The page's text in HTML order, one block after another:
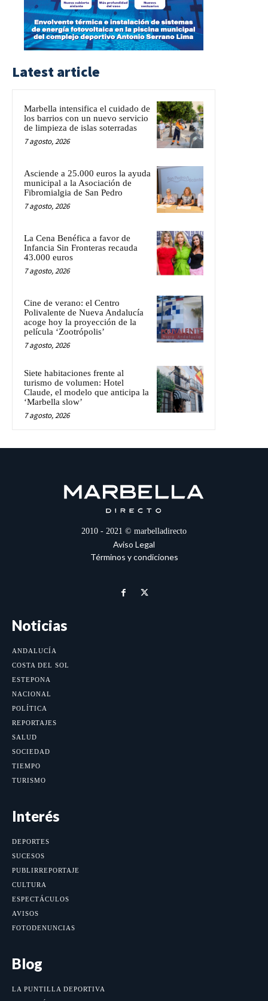
Latest article
Marbella intensifica el cuidado de
los barrios con un nuevo servicio
de limpieza de islas soterradas
7 agosto, 2026
Asciende a 25.000 euros la ayuda
municipal a la Asociación de
Fibromialgia de San Pedro
7 agosto, 2026
La Cena Benéfica a favor de
Infancia Sin Fronteras recauda
43.000 euros
7 agosto, 2026
Cine de verano: el Centro
Polivalente de Nueva Andalucía
acoge hoy la proyección de la
película ‘Zootrópolis’
7 agosto, 2026
Siete habitaciones frente al
turismo de volumen: Hotel
Claude, el modelo que anticipa la
‘Marbella slow’
7 agosto, 2026
2010 - 2021 © marbelladirecto
Aviso Legal
Términos y condiciones
Noticias
ANDALUCÍA
COSTA DEL SOL
ESTEPONA
NACIONAL
POLÍTICA
REPORTAJES
SALUD
SOCIEDAD
TIEMPO
TURISMO
Interés
DEPORTES
SUCESOS
PUBLIRREPORTAJE
CULTURA
ESPECTÁCULOS
AVISOS
FOTODENUNCIAS
Blog
LA PUNTILLA DEPORTIVA